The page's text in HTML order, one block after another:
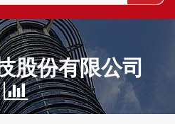
股份有限公司